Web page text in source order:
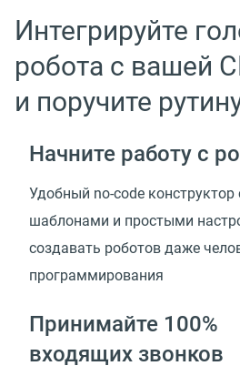
Интегрируйте
робота с вашей
и поручите
Начните работу с
Удобный no-code
шаблонами и простыми
создавать роботов даже
программирования
Принимайте 100%
входящих звонков